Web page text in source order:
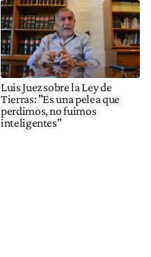
Luis Juez sobre la Ley de
Tierras: "Es una pelea que
perdimos, no fuimos
inteligentes"